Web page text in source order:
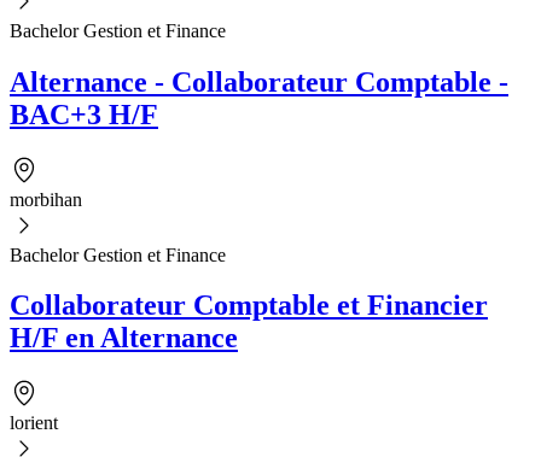
Bachelor Gestion et Finance
Alternance - Collaborateur Comptable -
BAC+3 H/F
morbihan
Bachelor Gestion et Finance
Collaborateur Comptable et Financier
H/F en Alternance
lorient